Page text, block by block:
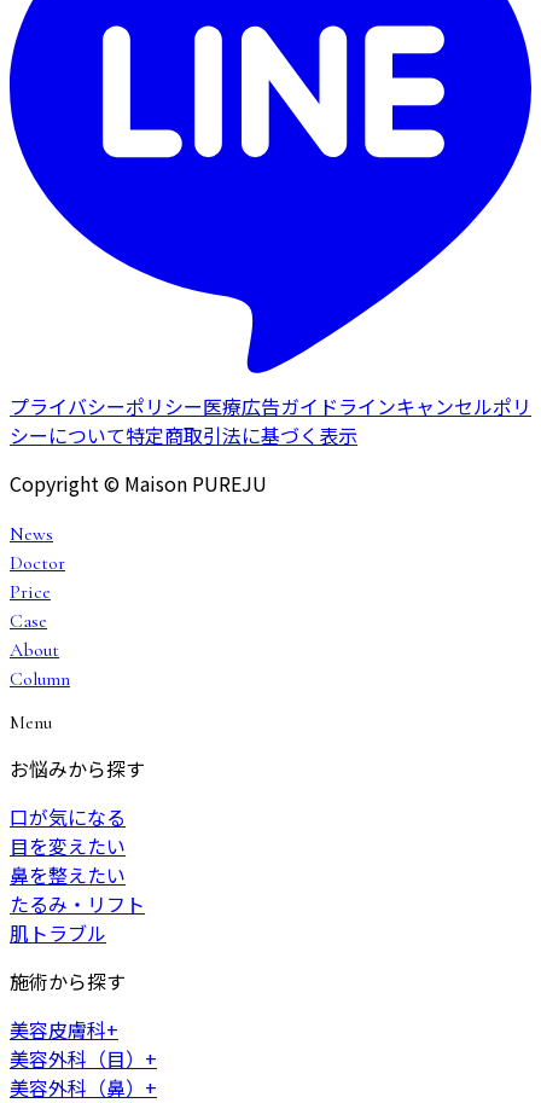
プライバシーポリシー医療広告ガイドラインキャンセルポリ
シーについて特定商取引法に基づく表示
Copyright © Maison PUREJU
News
Doctor
Price
Case
About
Column
Menu
お悩みから探す
口が気になる
目を変えたい
鼻を整えたい
たるみ・リフト
肌トラブル
施術から探す
美容皮膚科+
美容外科（目） +
美容外科（鼻） +